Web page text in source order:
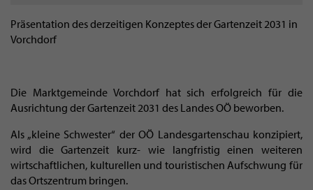
Präsentation des derzeitigen Konzeptes der Gartenzeit 2031 in
Vorchdorf
Die Marktgemeinde Vorchdorf hat sich erfolgreich für die
Ausrichtung der Gartenzeit 2031 des Landes OÖ beworben.
Als „kleine Schwester“ der OÖ Landesgartenschau konzipiert,
wird die Gartenzeit kurz- wie langfristig einen weiteren
wirtschaftlichen, kulturellen und touristischen Aufschwung für
das Ortszentrum bringen.